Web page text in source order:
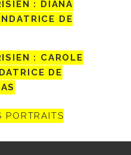
: DIANA
DE
: CAROLE
DE
PORTRAITS